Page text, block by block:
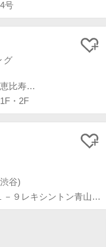
号
グ
西麻布駅 (六本木・赤坂・恵比寿・白金)
・2F
谷)
東京都港区南青山５－１１－９レキシントン青山ビル Ｂ１Ｆ